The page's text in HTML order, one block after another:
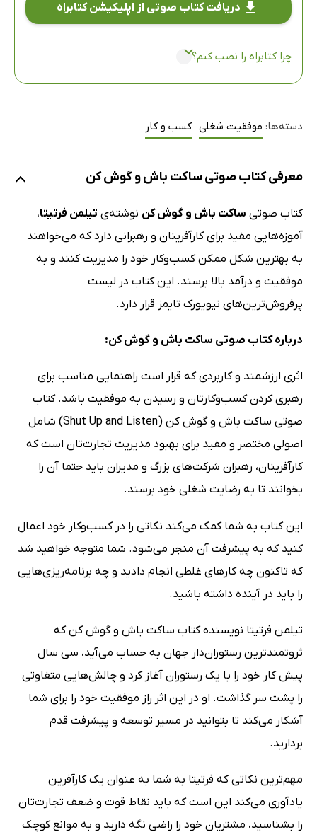
دریافت کتاب صوتی از اپلیکیشن کتابراه
چرا کتابراه را نصب کنم؟
دسته‌ها: موفقیت شغلی کسب و کار
معرفی کتاب صوتی ساکت باش و گوش کن
کتاب صوتی ساکت باش و گوش کن نوشته‌ی تیلمن فرتیتا،
آموزه‌هایی مفید برای کارآفرینان و رهبرانی دارد که می‌خواهند
به بهترین شکل ممکن کسب‌وکار خود را مدیریت کنند و به
موفقیت و درآمد بالا برسند. این کتاب در لیست
پرفروش‌ترین‌های نیویورک تایمز قرار دارد.
درباره کتاب صوتی ساکت باش و گوش کن:
اثری ارزشمند و کاربردی که قرار است راهنمایی مناسب برای
رهبری کردن کسب‌وکارتان و رسیدن به موفقیت باشد. کتاب
صوتی ساکت باش و گوش کن (Shut Up and Listen) شامل
اصولی مختصر و مفید برای بهبود مدیریت تجارت‌تان است که
کارآفرینان، رهبران شرکت‌های بزرگ و مدیران باید حتما آن را
بخوانند تا به رضایت شغلی خود برسند.
این کتاب به شما کمک می‌کند نکاتی را در کسب‌وکار خود اعمال
کنید که به پیشرفت آن منجر می‌شود. شما متوجه خواهید شد
که تاکنون چه کارهای غلطی انجام دادید و چه برنامه‌ریزی‌هایی
را باید در آینده داشته باشید.
تیلمن فرتیتا نویسنده کتاب ساکت باش و گوش کن که
ثروتمندترین رستوران‌دار جهان به حساب می‌آید، سی سال
پیش کار خود را با یک رستوران آغاز کرد و چالش‌هایی متفاوتی
را پشت سر گذاشت. او در این اثر راز موفقیت خود را برای شما
آشکار می‌کند تا بتوانید در مسیر توسعه و پیشرفت قدم
بردارید.
مهم‌ترین نکاتی که فرتیتا به شما به عنوان یک کارآفرین
یادآوری می‌کند این است که باید نقاط قوت و ضعف تجارت‌تان
را بشناسید، مشتریان خود را راضی نگه دارید و به موانع کوچک